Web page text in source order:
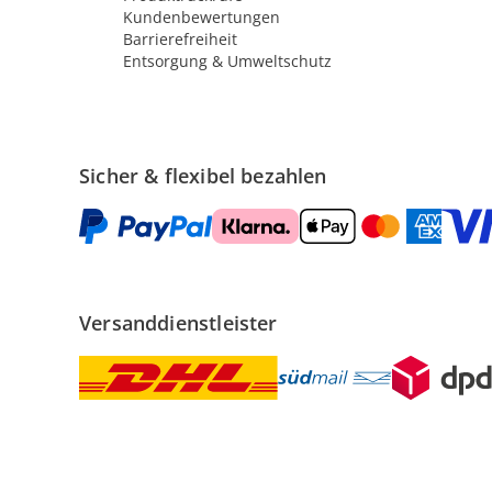
Kundenbewertungen
Barrierefreiheit
Entsorgung & Umweltschutz
Sicher & flexibel bezahlen
Versanddienstleister